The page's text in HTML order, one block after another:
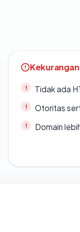
Kekurangan
Tidak ada
Otoritas
Domain